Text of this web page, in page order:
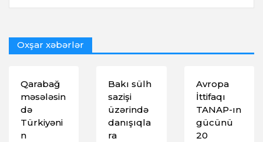
Oxşar xəbərlər
Qarabağ
məsələsin
də
Türkiyəni
n
Bakı sülh
sazişi
üzərində
danışıqla
ra
Avropa
İttifaqı
TANAP-ın
gücünü
20